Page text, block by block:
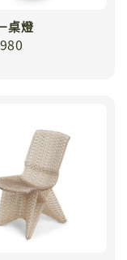
桌燈